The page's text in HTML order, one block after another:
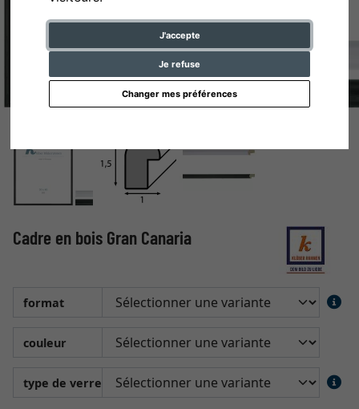
J'accepte
Je refuse
Changer mes préférences
Cadre en bois Gran Canaria
format
couleur
type de verre